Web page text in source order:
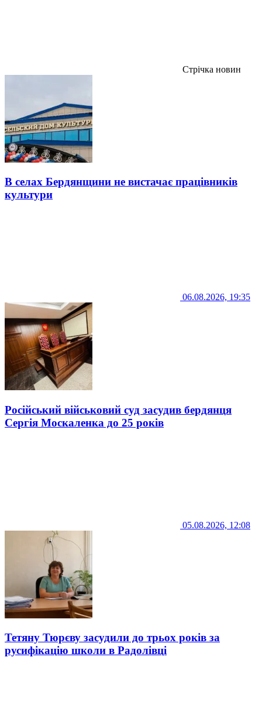
Стрічка новин
В селах Бердянщини не вистачає працівників
культури
06.08.2026, 19:35
Російський військовий суд засудив бердянця
Сергія Москаленка до 25 років
05.08.2026, 12:08
Тетяну Тюрєву засудили до трьох років за
русифікацію школи в Радолівці